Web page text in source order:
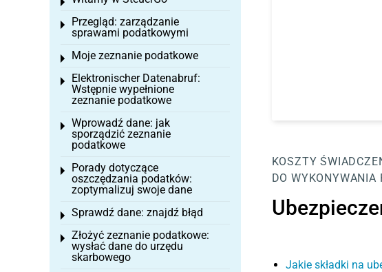
KOSZTY
DO WYKONYWANIA
Jakie składki na
Toggle menu
Przegląd: zarządzanie
sprawami podatkowymi
Toggle menu
Moje zeznanie podatkowe
Toggle menu
Elektronischer Datenabruf:
Wstępnie wypełnione
zeznanie podatkowe
Toggle menu
Wprowadź dane: jak
sporządzić zeznanie
podatkowe
Toggle menu
Porady dotyczące
oszczędzania podatków:
zoptymalizuj swoje dane
Toggle menu
Sprawdź dane: znajdź błąd
Toggle menu
Złożyć zeznanie podatkowe:
wysłać dane do urzędu
skarbowego
Toggle menu